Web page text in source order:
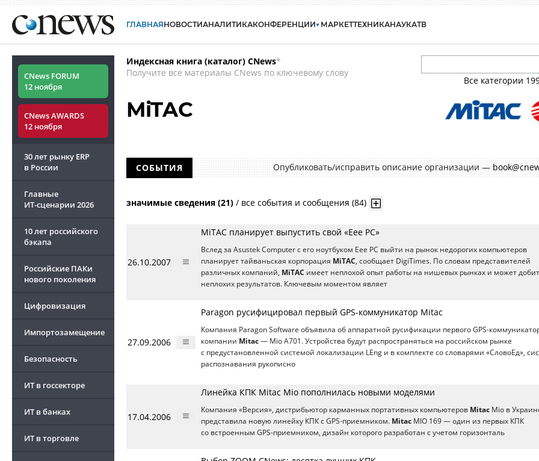
ГЛАВНАЯНОВОСТИАНАЛИТИКАКОНФЕРЕНЦИИ МАРКЕТТЕХНИКАНАУКАТВ
CNews FORUM
12 ноября
CNews AWARDS
12 ноября
30 лет рынку ERP
в России
Главные
ИТ-сценарии 2026
10 лет российского
бэкапа
Российские ПАКи
нового поколения
Цифровизация
Импортозамещение
Безопасность
ИТ в госсекторе
ИТ в банках
ИТ в торговле
Индексная книга (каталог) CNews*
Получите все материалы CNews по ключевому слову
Все категории
MiTAC
СОБЫТИЯ Опубликовать/исправить описание организации —
значимые сведения (21) / все события и сообщения (84)
26.10.2007
MiTAC планирует выпустить свой «Eee PC»
Вслед за Asustek Computer с его ноутбуком Eee PC выйти на рынок недорогих компьютеров
планирует тайваньская корпорация MiTAC, сообщает DigiTimes. По словам представителей
различных компаний, MiTAC имеет неплохой опыт работы на нишевых рынках и может
неплохих результатов. Ключевым моментом являет
27.09.2006
Paragon русифицировал первый GPS-коммуникатор Mitac
Компания Paragon Software объявила об аппаратной русификации первого GPS-
компании Mitac — Mio A701. Устройства будут распространяться на российском рынке
с предустановленной системой локализации LEng и в комплекте со словарями «СловоЕд»,
распознавания рукописно
17.04.2006
Линейка КПК Mitac Mio пополнилась новыми моделями
Компания «Версия», дистрибьютор карманных портативных компьютеров Mitac Mio в
представила новую линейку КПК с GPS-приемником. Mitac MIO 169 — один из первых КПК
со встроенным GPS-приемником, дизайн которого разработан с учетом горизонталь